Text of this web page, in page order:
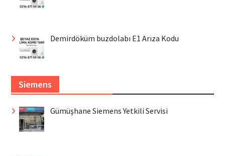
Demirdöküm buzdolabı E1 Arıza Kodu
Siemens
Gümüşhane Siemens Yetkili Servisi